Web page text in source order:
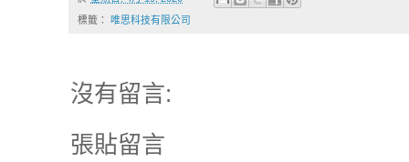
標籤： 唯思科技有限公司
沒有留言:
張貼留言